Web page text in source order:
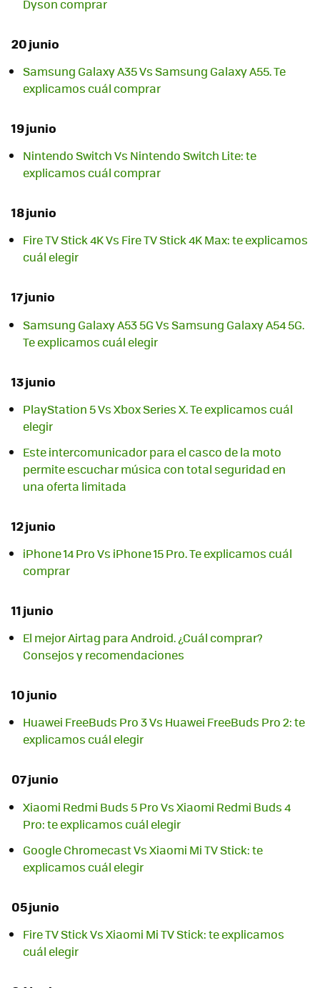
Dyson comprar
20 junio
Samsung Galaxy A35 Vs Samsung Galaxy A55. Te
explicamos cuál comprar
19 junio
Nintendo Switch Vs Nintendo Switch Lite: te
explicamos cuál comprar
18 junio
Fire TV Stick 4K Vs Fire TV Stick 4K Max: te explicamos
cuál elegir
17 junio
Samsung Galaxy A53 5G Vs Samsung Galaxy A54 5G.
Te explicamos cuál elegir
13 junio
PlayStation 5 Vs Xbox Series X. Te explicamos cuál
elegir
Este intercomunicador para el casco de la moto
permite escuchar música con total seguridad en
una oferta limitada
12 junio
iPhone 14 Pro Vs iPhone 15 Pro. Te explicamos cuál
comprar
11 junio
El mejor Airtag para Android. ¿Cuál comprar?
Consejos y recomendaciones
10 junio
Huawei FreeBuds Pro 3 Vs Huawei FreeBuds Pro 2: te
explicamos cuál elegir
07 junio
Xiaomi Redmi Buds 5 Pro Vs Xiaomi Redmi Buds 4
Pro: te explicamos cuál elegir
Google Chromecast Vs Xiaomi Mi TV Stick: te
explicamos cuál elegir
05 junio
Fire TV Stick Vs Xiaomi Mi TV Stick: te explicamos
cuál elegir